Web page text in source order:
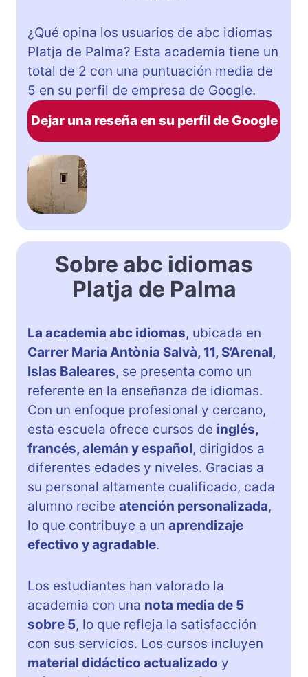
¿Qué opina los usuarios de abc idiomas
Platja de Palma? Esta academia tiene un
total de 2 con una puntuación media de
5 en su perfil de empresa de Google.
Dejar una reseña en su perfil de Google
Sobre abc idiomas
Platja de Palma
La academia abc idiomas, ubicada en
Carrer Maria Antònia Salvà, 11, S’Arenal,
Islas Baleares, se presenta como un
referente en la enseñanza de idiomas.
Con un enfoque profesional y cercano,
esta escuela ofrece cursos de inglés,
francés, alemán y español, dirigidos a
diferentes edades y niveles. Gracias a
su personal altamente cualificado, cada
alumno recibe atención personalizada,
lo que contribuye a un aprendizaje
efectivo y agradable.
Los estudiantes han valorado la
academia con una nota media de 5
sobre 5, lo que refleja la satisfacción
con sus servicios. Los cursos incluyen
material didáctico actualizado y